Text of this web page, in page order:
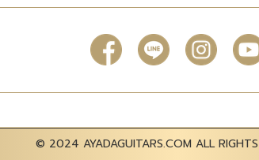
© 2024 AYADAGUITARS.COM ALL RIGHTS